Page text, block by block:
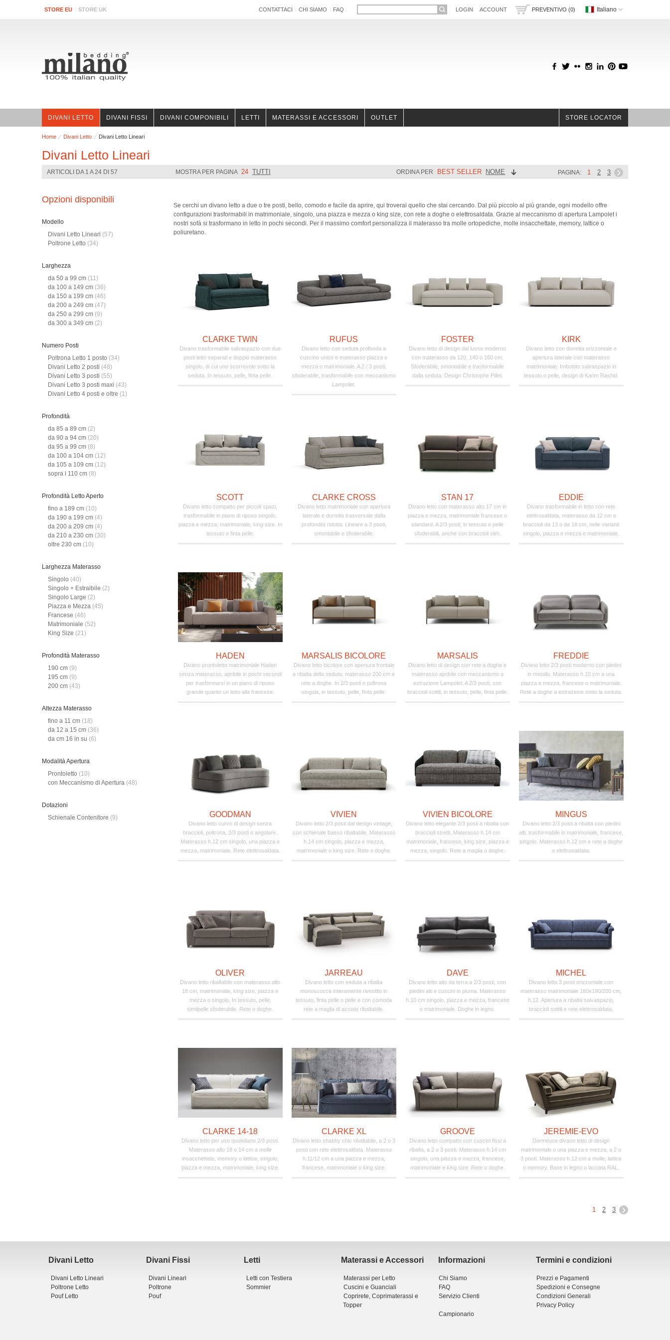
STORE EU STORE UK Italiano
PREVENTIVO (0)
LOGIN ACCOUNT
CONTATTACI CHI SIAMO FAQ
DIVANI LETTO DIVANI FISSI DIVANI COMPONIBILI LETTI MATERASSI E ACCESSORI OUTLET STORE LOCATOR
Home Divani Letto Divani Letto Lineari
Divani Letto Lineari
ARTICOLI DA 1 A 24 DI 57 MOSTRA PER PAGINA 24 TUTTI ORDINA PER BEST SELLER NOME PAGINA: 1 2 3
Se cerchi un divano letto a due o tre posti, bello, comodo e facile da aprire, qui troverai quello che stai cercando. Dal più piccolo al più grande, ogni modello offre
configurazioni trasformabili in matrimoniale, singolo, una piazza e mezza o king size, con rete a doghe o elettrosaldata. Grazie al meccanismo di apertura Lampolet i
nostri sofà si trasformano in letto in pochi secondi. Per il massimo comfort personalizza il materasso tra molle ortopediche, molle insacchettate, memory, lattice o
poliuretano.
CLARKE TWIN
Divano trasformabile salvaspazio con due
posti letto separati e doppio materasso
singolo, di cui uno scorrevole sotto la
seduta. In tessuto, pelle, finta pelle.
RUFUS
Divano letto con seduta profonda a
cuscino unico e materasso piazza e
mezza o matrimoniale. A 2 / 3 posti,
sfoderabile, trasformabile con meccanismo
Lampolet.
FOSTER
Divano letto di design dal lusso moderno
con materasso da 120, 140 o 160 cm.
Sfoderabile, smontabile e trasformabile
dalla seduta. Design Christophe Pillet.
KIRK
Divano letto con dormita orizzontale e
apertura laterale con materasso
matrimoniale. Imbottito salvaspazio in
tessuto o pelle, design di Karim Rashid.
SCOTT
Divano letto compatto per piccoli spazi,
trasformabile in piano di riposo singolo,
piazza e mezza, matrimoniale, king size. In
tessuto e finta pelle.
CLARKE CROSS
Divano letto matrimoniale con apertura
laterale e dormita trasversale dalla
profondità ridotta. Lineare a 3 posti,
smontabile e sfoderabile.
STAN 17
Divano letto con materasso alto 17 cm in
piazza e mezza, matrimoniale francese o
standard. A 2/3 posti, in tessuto e pelle
sfoderabili, anche con braccioli slim.
EDDIE
Divano trasformabile in letto con rete
elettrosaldata, materasso da 12 cm e
braccioli da 13 o da 18 cm, nelle varianti
singolo, piazza e mezza e matrimoniale.
HADEN
Divano prontoletto matrimoniale Haden
senza materasso, apribile in pochi secondi
per trasformarsi in un piano di riposo
grande quanto un letto alla francese.
MARSALIS BICOLORE
Divano letto bicolore con apertura frontale
a ribalta della seduta, materasso 200 cm e
rete a doghe. In 2/3 posti o poltrona
singola, in tessuto, pelle, finta pelle.
MARSALIS
Divano letto di design con rete a doghe e
materasso apribile con meccanismo a
estrazione Lampolet. A 2/3 posti, con
braccioli sottili, in tessuto, pelle, finta pelle.
FREDDIE
Divano letto 2/3 posti moderno con piedini
in metallo. Materasso h.10 cm a una
piazza e mezza, francese o matrimoniale.
Rete a doghe a estrazione sotto la seduta.
GOODMAN
Divano letto curvo di design senza
braccioli, poltrona, 2/3 posti o angolare.
Materasso h.12 cm singolo, una piazza e
mezza, matrimoniale. Rete elettrosaldata.
VIVIEN
Divano letto 2/3 posti dal design vintage,
con schienale basso ribaltabile. Materasso
h.14 cm singolo, piazza e mezza,
matrimoniale o king size. Rete o doghe.
VIVIEN BICOLORE
Divano letto elegante 2/3 posti a ribalta con
braccioli stretti. Materasso h.14 cm
matrimoniale, francese, king size, piazza e
mezza, singolo. Rete a maglia o doghe.
MINGUS
Divano letto 2/3 posti a ribalta con piedini
alti, trasformabile in matrimoniale, francese,
singolo. Materasso h.12 cm e rete a doghe
o elettrosaldata.
OLIVER
Divano letto ribaltabile con materasso alto
18 cm, matrimoniale, king size, piazza e
mezza o singolo. In tessuto, pelle,
similpelle sfoderabile. Rete o doghe.
JARREAU
Divano letto con seduta a ribalta
monoscocca interamente rivestito in
tessuto, finta pelle o pelle e con comoda
rete a maglia di acciaio ribaltabile.
DAVE
Divano letto alto da terra a 2/3 posti, con
piedini alti e cuscini in piuma. Materasso
h.10 cm singolo, piazza e mezza, francese
o matrimoniale. Doghe in legno.
MICHEL
Divano letto 3 posti orizzontale con
materasso matrimoniale 160x190/200 cm,
h.12. Apertura a ribalta salvaspazio,
braccioli sottili e rete elettrosaldata.
CLARKE 14-18
Divano letto per uso quotidiano 2/3 posti.
Materasso alto 18 o 14 cm a molle
insacchettate, memory o lattice, singolo,
piazza e mezza, matrimoniale, king size.
CLARKE XL
Divano letto shabby chic ribaltabile, a 2 o 3
posti con rete elettrosaldata. Materasso
h.11/12 cm a una piazza e mezza,
francese, matrimoniale o king size.
GROOVE
Divano letto compatto con cuscini fissi a
ribalta, a 2 o 3 posti. Materasso h.14 cm
singolo, una piazza e mezza, francese,
matrimoniale e king size. Rete o doghe.
JEREMIE-EVO
Dormeuse divano letto di design
matrimoniale o una piazza e mezza, a 2 o
3 posti. Materasso h.12 cm a molle, lattice
o memory. Base in legno o laccata RAL.
1 2 3
Opzioni disponibili
Modello
Divani Letto Lineari (57)
Poltrone Letto (34)
Larghezza
da 50 a 99 cm (11)
da 100 a 149 cm (36)
da 150 a 199 cm (46)
da 200 a 249 cm (47)
da 250 a 299 cm (9)
da 300 a 349 cm (2)
Numero Posti
Poltrona Letto 1 posto (34)
Divani Letto 2 posti (48)
Divani Letto 3 posti (55)
Divani Letto 3 posti maxi (43)
Divani Letto 4 posti e oltre (1)
Profondità
da 85 a 89 cm (2)
da 90 a 94 cm (20)
da 95 a 99 cm (8)
da 100 a 104 cm (12)
da 105 a 109 cm (12)
sopra i 110 cm (8)
Profondità Letto Aperto
fino a 189 cm (10)
da 190 a 199 cm (4)
da 200 a 209 cm (4)
da 210 a 230 cm (30)
oltre 230 cm (10)
Larghezza Materasso
Singolo (40)
Singolo + Estraibile (2)
Singolo Large (2)
Piazza e Mezza (45)
Francese (46)
Matrimoniale (52)
King Size (21)
Profondità Materasso
190 cm (9)
195 cm (9)
200 cm (43)
Altezza Materasso
fino a 11 cm (18)
da 12 a 15 cm (36)
da cm 16 in su (6)
Modalità Apertura
Prontoletto (10)
con Meccanismo di Apertura (48)
Dotazioni
Schienale Contenitore (9)
Divani Letto
Divani Letto Lineari
Poltrone Letto
Pouf Letto
Divani Fissi
Divani Lineari
Poltrone
Pouf
Letti
Letti con Testiera
Sommier
Materassi e Accessori
Materassi per Letto
Cuscini e Guanciali
Coprirete, Coprimaterassi e
Topper
Informazioni
Chi Siamo
FAQ
Servizio Clienti
Campionario
Termini e condizioni
Prezzi e Pagamenti
Spedizioni e Consegne
Condizioni Generali
Privacy Policy